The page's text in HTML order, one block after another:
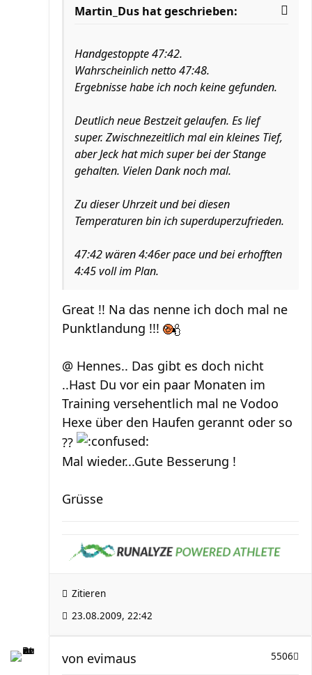
Martin_Dus hat geschrieben:
Handgestoppte 47:42.
Wahrscheinlich netto 47:48.
Ergebnisse habe ich noch keine gefunden.
Deutlich neue Bestzeit gelaufen. Es lief
super. Zwischnezeitlich mal ein kleines Tief,
aber Jeck hat mich super bei der Stange
gehalten. Vielen Dank noch mal.
Zu dieser Uhrzeit und bei diesen
Temperaturen bin ich superduperzufrieden.
47:42 wären 4:46er pace und bei erhofften
4:45 voll im Plan.
Great !! Na das nenne ich doch mal ne
Punktlandung !!!
@ Hennes.. Das gibt es doch nicht
..Hast Du vor ein paar Monaten im
Training versehentlich mal ne Vodoo
Hexe über den Haufen gerannt oder so
??
Mal wieder...Gute Besserung !
Grüsse
Zitieren
23.08.2009, 22:42
5506
von evimaus